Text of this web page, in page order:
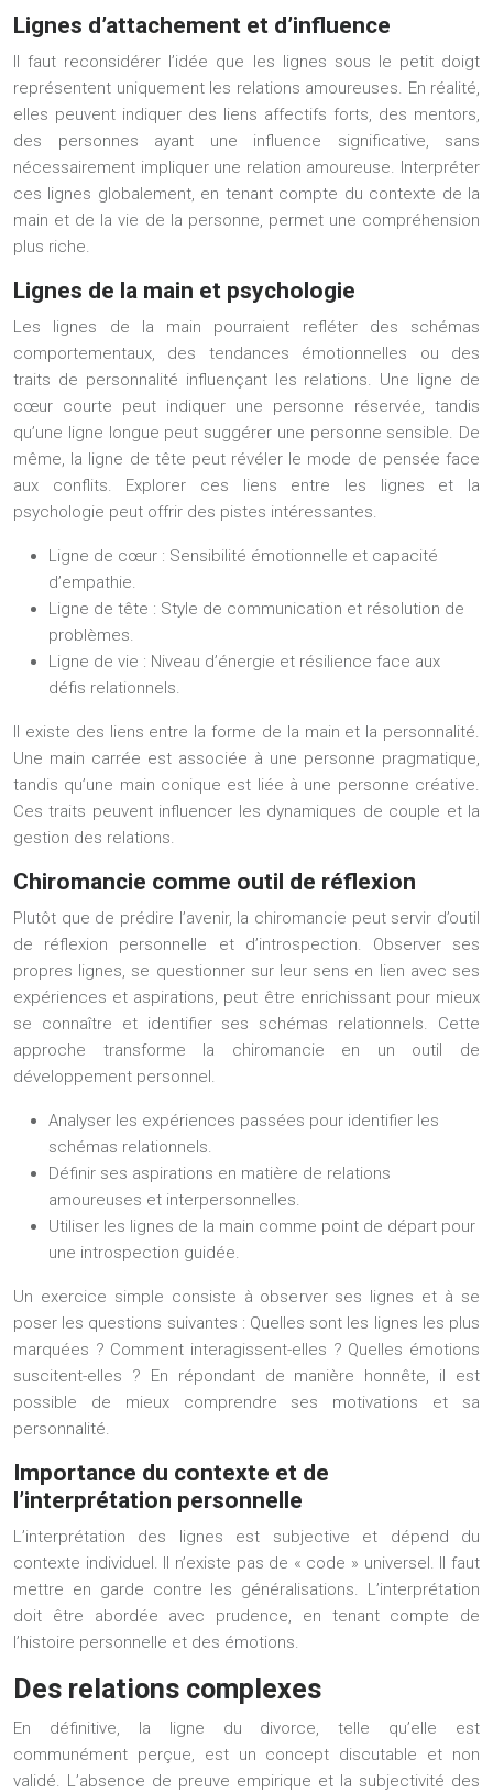
Lignes d’attachement et d’influence
Il faut reconsidérer l’idée que les lignes sous le petit doigt
représentent uniquement les relations amoureuses. En réalité,
elles peuvent indiquer des liens affectifs forts, des mentors,
des personnes ayant une influence significative, sans
nécessairement impliquer une relation amoureuse. Interpréter
ces lignes globalement, en tenant compte du contexte de la
main et de la vie de la personne, permet une compréhension
plus riche.
Lignes de la main et psychologie
Les lignes de la main pourraient refléter des schémas
comportementaux, des tendances émotionnelles ou des
traits de personnalité influençant les relations. Une ligne de
cœur courte peut indiquer une personne réservée, tandis
qu’une ligne longue peut suggérer une personne sensible. De
même, la ligne de tête peut révéler le mode de pensée face
aux conflits. Explorer ces liens entre les lignes et la
psychologie peut offrir des pistes intéressantes.
Ligne de cœur : Sensibilité émotionnelle et capacité
d’empathie.
Ligne de tête : Style de communication et résolution de
problèmes.
Ligne de vie : Niveau d’énergie et résilience face aux
défis relationnels.
Il existe des liens entre la forme de la main et la personnalité.
Une main carrée est associée à une personne pragmatique,
tandis qu’une main conique est liée à une personne créative.
Ces traits peuvent influencer les dynamiques de couple et la
gestion des relations.
Chiromancie comme outil de réflexion
Plutôt que de prédire l’avenir, la chiromancie peut servir d’outil
de réflexion personnelle et d’introspection. Observer ses
propres lignes, se questionner sur leur sens en lien avec ses
expériences et aspirations, peut être enrichissant pour mieux
se connaître et identifier ses schémas relationnels. Cette
approche transforme la chiromancie en un outil de
développement personnel.
Analyser les expériences passées pour identifier les
schémas relationnels.
Définir ses aspirations en matière de relations
amoureuses et interpersonnelles.
Utiliser les lignes de la main comme point de départ pour
une introspection guidée.
Un exercice simple consiste à observer ses lignes et à se
poser les questions suivantes : Quelles sont les lignes les plus
marquées ? Comment interagissent-elles ? Quelles émotions
suscitent-elles ? En répondant de manière honnête, il est
possible de mieux comprendre ses motivations et sa
personnalité.
Importance du contexte et de
l’interprétation personnelle
L’interprétation des lignes est subjective et dépend du
contexte individuel. Il n’existe pas de « code » universel. Il faut
mettre en garde contre les généralisations. L’interprétation
doit être abordée avec prudence, en tenant compte de
l’histoire personnelle et des émotions.
Des relations complexes
En définitive, la ligne du divorce, telle qu’elle est
communément perçue, est un concept discutable et non
validé. L’absence de preuve empirique et la subjectivité des